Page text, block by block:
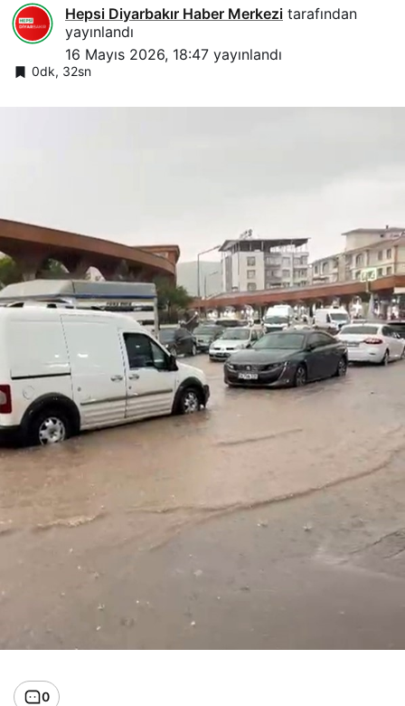
Hepsi Diyarbakır Haber Merkezi tarafından
yayınlandı
16 Mayıs 2026, 18:47 yayınlandı
0dk, 32sn
0